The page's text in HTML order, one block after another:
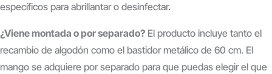
específicos para abrillantar o desinfectar.
¿Viene montada o por separado? El producto incluye tanto el
recambio de algodón como el bastidor metálico de 60 cm. El
mango se adquiere por separado para que puedas elegir el que